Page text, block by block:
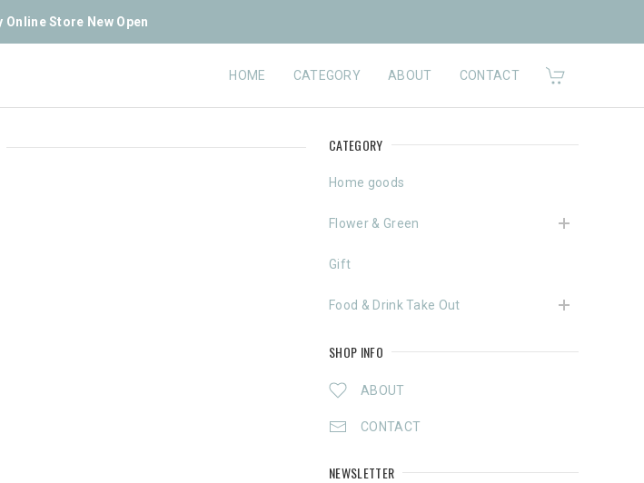
Online Store New Open
HOME CATEGORY ABOUT CONTACT
CATEGORY
Home goods
Flower & Green
Gift
Food & Drink Take Out
SHOP INFO
ABOUT
CONTACT
NEWSLETTER